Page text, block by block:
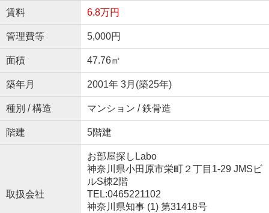
賃料 6.8万円
管理費等 5,000円
面積 47.76㎡
築年月 2001年 3月(築25年)
種別 / 構造 マンション / 鉄骨造
階建 5階建
取扱会社
お部屋探しLabo
神奈川県小田原市栄町２丁目1-29 JMSビ
ルS棟2階
TEL:0465221102
神奈川県知事 (1) 第31418号